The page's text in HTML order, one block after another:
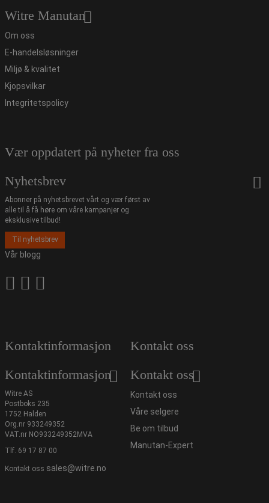
Witre Manutan
Om oss
E-handelsløsninger
Miljø & kvalitet
Kjopsvilkar
Integritetspolicy
Vær oppdatert på nyheter fra oss
Nyhetsbrev
Abonner på nyhetsbrevet vårt og vær først av
alle til å få høre om våre kampanjer og
eksklusive tilbud!
Til nyhetsbrev
Vår blogg
Kontaktinformasjon
Kontaktinformasjon
Witre AS
Postboks 235
1752 Halden
Org.nr 933249352
VAT.nr NO933249352MVA
Tlf. 69 17 87 00
Kontakt oss sales@witre.no
Kontakt oss
Kontakt oss
Kontakt oss
Våre selgere
Be om tilbud
Manutan-Expert